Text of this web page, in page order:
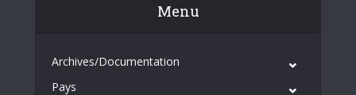
Menu
Archives/Documentation
Pays